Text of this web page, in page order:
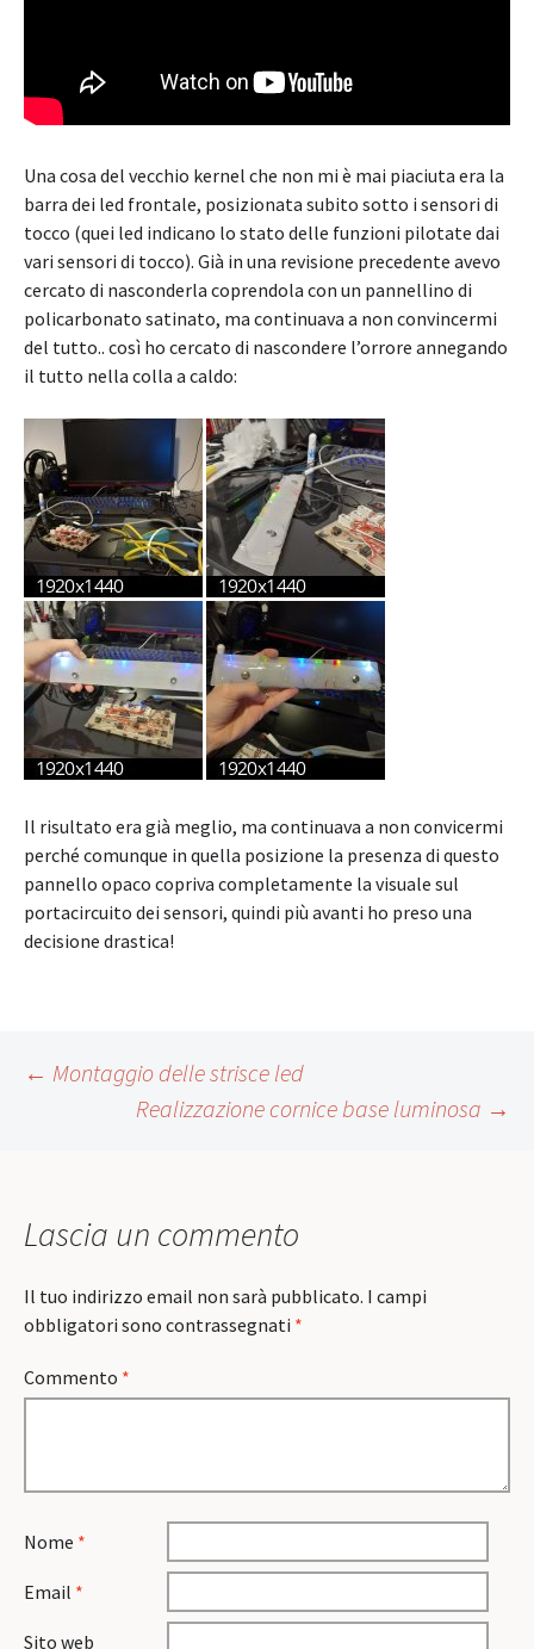
Una cosa del vecchio kernel che non mi è mai piaciuta era la
barra dei led frontale, posizionata subito sotto i sensori di
tocco (quei led indicano lo stato delle funzioni pilotate dai
vari sensori di tocco). Già in una revisione precedente avevo
cercato di nasconderla coprendola con un pannellino di
policarbonato satinato, ma continuava a non convincermi
del tutto.. così ho cercato di nascondere l’orrore annegando
il tutto nella colla a caldo:
Il risultato era già meglio, ma continuava a non convicermi
perché comunque in quella posizione la presenza di questo
pannello opaco copriva completamente la visuale sul
portacircuito dei sensori, quindi più avanti ho preso una
decisione drastica!
Post
← Montaggio delle strisce led
Realizzazione cornice base luminosa →
Lascia un commento
Il tuo indirizzo email non sarà pubblicato. I campi
obbligatori sono contrassegnati *
Commento *
Nome *
Email *
Sito web